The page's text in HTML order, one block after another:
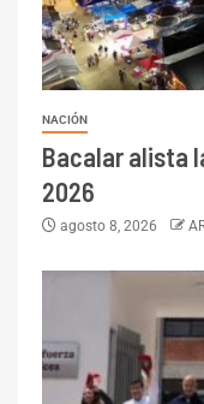
NACIÓN
Bacalar alista
2026
agosto 8, 2026